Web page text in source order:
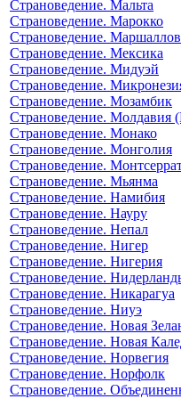
Страноведение. Мальта
Страноведение. Марокко
Страноведение.
Страноведение. Мексика
Страноведение. Мидуэй
Страноведение.
Страноведение. Мозамбик
Страноведение. Молдавия
Страноведение. Монако
Страноведение. Монголия
Страноведение.
Страноведение. Мьянма
Страноведение. Намибия
Страноведение. Науру
Страноведение. Непал
Страноведение. Нигер
Страноведение. Нигерия
Страноведение.
Страноведение. Никарагуа
Страноведение. Ниуэ
Страноведение. Новая
Страноведение. Новая
Страноведение. Норвегия
Страноведение. Норфолк
Страноведение.